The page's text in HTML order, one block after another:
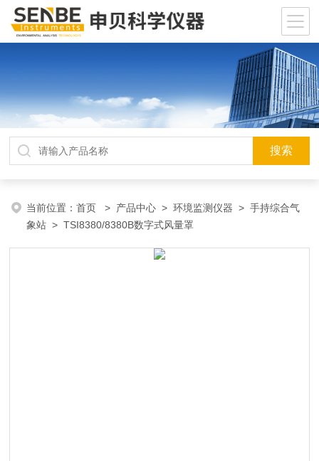
当前位置：首页 > 产品中心 >环境监测仪器 >手持综合气
象站 > TSI8380/8380B数字式风量罩